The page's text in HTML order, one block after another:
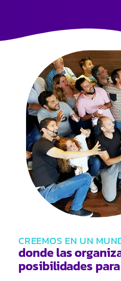
CREEMOS EN UN
donde las
posibilidades para